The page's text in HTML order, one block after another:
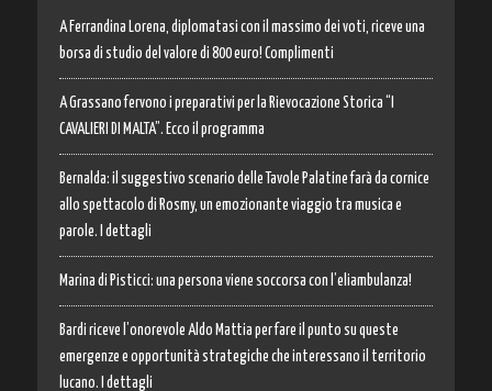
A Ferrandina Lorena, diplomatasi con il massimo dei voti, riceve una
borsa di studio del valore di 800 euro! Complimenti
A Grassano fervono i preparativi per la Rievocazione Storica “I
CAVALIERI DI MALTA”. Ecco il programma
Bernalda: il suggestivo scenario delle Tavole Palatine farà da cornice
allo spettacolo di Rosmy, un emozionante viaggio tra musica e
parole. I dettagli
Marina di Pisticci: una persona viene soccorsa con l’eliambulanza!
Bardi riceve l’onorevole Aldo Mattia per fare il punto su queste
emergenze e opportunità strategiche che interessano il territorio
lucano. I dettagli